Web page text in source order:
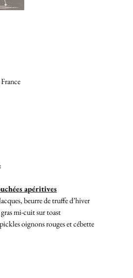
apéritives
beurre de truffe d’hiver
mi-cuit sur toast
oignons rouges et cébette